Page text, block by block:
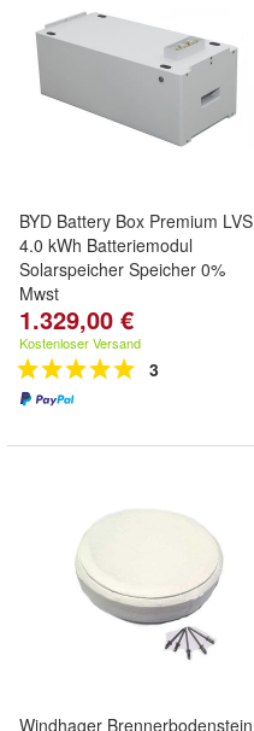
BYD Battery Box Premium LVS
4.0 kWh Batteriemodul
Solarspeicher Speicher 0%
Mwst
1.329,00 €
Kostenloser Versand
3
Windhager Brennerbodenstein